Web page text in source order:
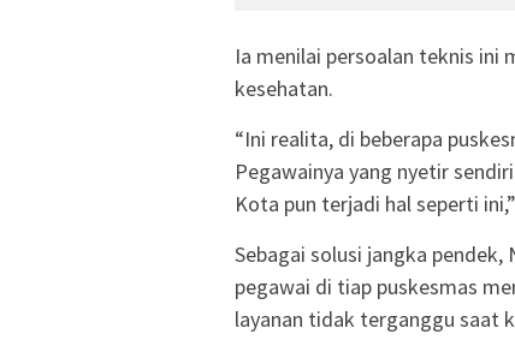
Ia menilai persoalan teknis ini
kesehatan.
“Ini realita, di beberapa
Pegawainya yang nyetir
Kota pun terjadi hal seperti
Sebagai solusi jangka
pegawai di tiap puskesmas
layanan tidak terganggu saat